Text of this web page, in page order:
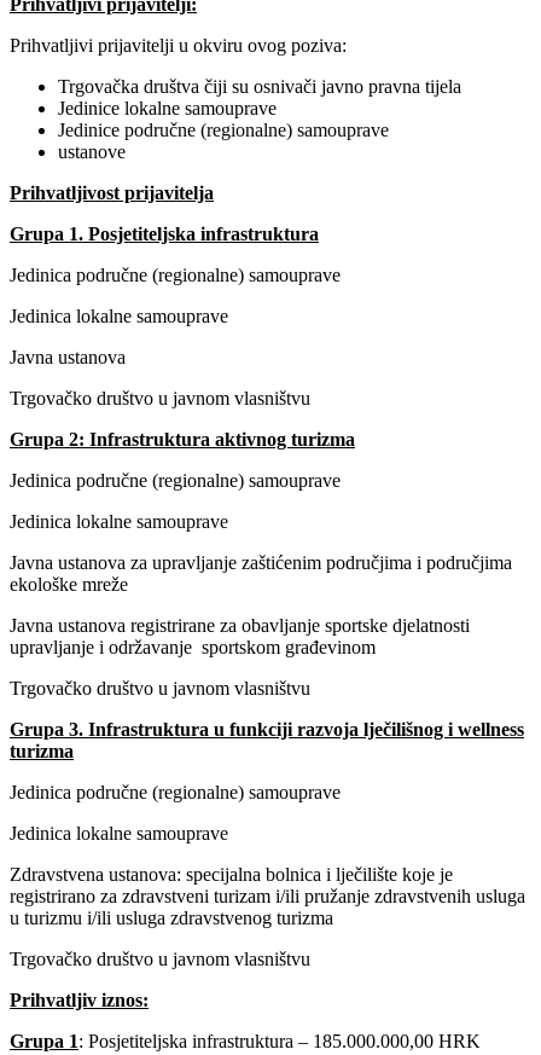
Prihvatljivi prijavitelji u okviru ovog poziva:
Trgovačka društva čiji su osnivači javno pravna tijela
Jedinice lokalne samouprave
Jedinice područne (regionalne) samouprave
ustanove
Prihvatljivost prijavitelja
Grupa 1. Posjetiteljska infrastruktura
Jedinica područne (regionalne) samouprave
Jedinica lokalne samouprave
Javna ustanova
Trgovačko društvo u javnom vlasništvu
Grupa 2: Infrastruktura aktivnog turizma
Jedinica područne (regionalne) samouprave
Jedinica lokalne samouprave
Javna ustanova za upravljanje zaštićenim područjima i područjima
ekološke mreže
Javna ustanova registrirane za obavljanje sportske djelatnosti
upravljanje i održavanje sportskom građevinom
Trgovačko društvo u javnom vlasništvu
Grupa 3. Infrastruktura u funkciji razvoja lječilišnog i wellness
turizma
Jedinica područne (regionalne) samouprave
Jedinica lokalne samouprave
Zdravstvena ustanova: specijalna bolnica i lječilište koje je
registrirano za zdravstveni turizam i/ili pružanje zdravstvenih usluga
u turizmu i/ili usluga zdravstvenog turizma
Trgovačko društvo u javnom vlasništvu
Prihvatljiv iznos:
Grupa 1: Posjetiteljska infrastruktura – 185.000.000,00 HRK